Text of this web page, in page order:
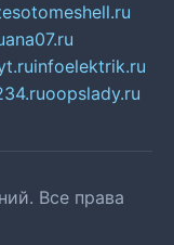
infoelektrik.ru
oopslady.ru
Все права